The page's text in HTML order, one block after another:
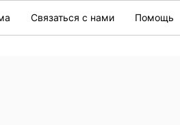
Связаться с нами Помощь